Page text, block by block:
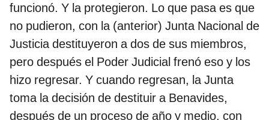
funcionó. Y la protegieron. Lo que pasa es que
no pudieron, con la (anterior) Junta Nacional de
Justicia destituyeron a dos de sus miembros,
pero después el Poder Judicial frenó eso y los
hizo regresar. Y cuando regresan, la Junta
toma la decisión de destituir a Benavides,
después de un proceso de año y medio, con